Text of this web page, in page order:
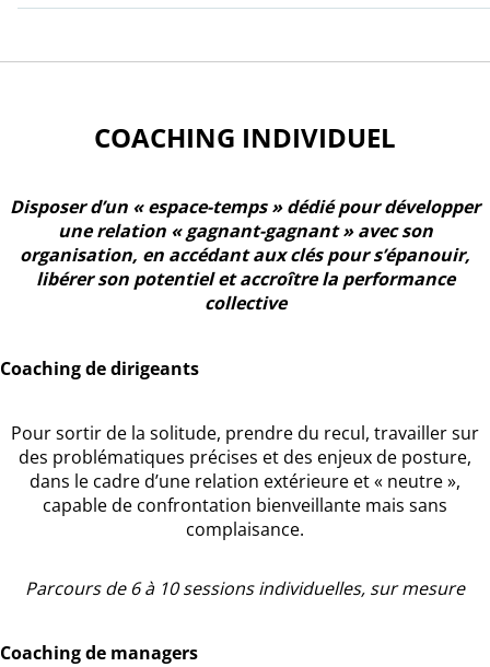
COACHING INDIVIDUEL
Disposer d’un « espace-temps » dédié pour développer
une relation « gagnant-gagnant » avec son
organisation, en accédant aux clés pour s’épanouir,
libérer son potentiel et accroître la performance
collective
Coaching de dirigeants
Pour sortir de la solitude, prendre du recul, travailler sur
des problématiques précises et des enjeux de posture,
dans le cadre d’une relation extérieure et « neutre »,
capable de confrontation bienveillante mais sans
complaisance.
Parcours de 6 à 10 sessions individuelles, sur mesure
Coaching de managers